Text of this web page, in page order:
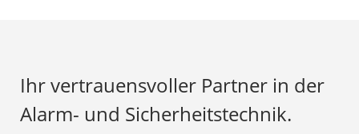
Ihr vertrauensvoller Partner in der
Alarm- und Sicherheitstechnik.